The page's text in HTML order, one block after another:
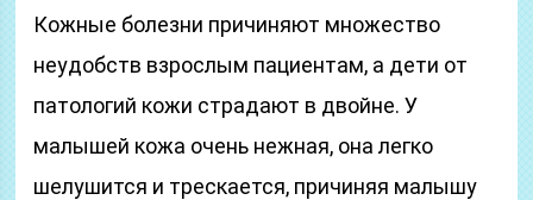
Кожные болезни причиняют множество
неудобств взрослым пациентам, а дети от
патологий кожи страдают в двойне. У
малышей кожа очень нежная, она легко
шелушится и трескается, причиняя малышу